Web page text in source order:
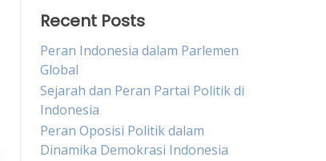
Recent Posts
Peran Indonesia dalam Parlemen
Global
Sejarah dan Peran Partai Politik di
Indonesia
Peran Oposisi Politik dalam
Dinamika Demokrasi Indonesia